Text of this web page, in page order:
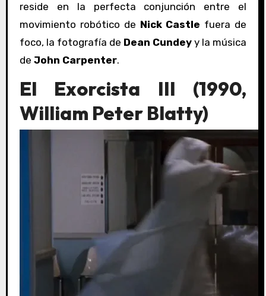
reside en la perfecta conjunción entre el
movimiento robótico de Nick Castle fuera de
foco, la fotografía de Dean Cundey y la música
de John Carpenter.
El Exorcista III (1990,
William Peter Blatty)